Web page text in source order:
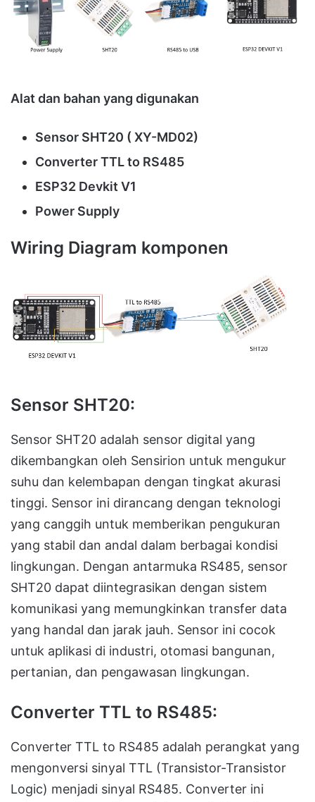
Alat dan bahan yang digunakan
Sensor SHT20 ( XY-MD02)
Converter TTL to RS485
ESP32 Devkit V1
Power Supply
Wiring Diagram komponen
Sensor SHT20:
Sensor SHT20 adalah sensor digital yang
dikembangkan oleh Sensirion untuk mengukur
suhu dan kelembapan dengan tingkat akurasi
tinggi. Sensor ini dirancang dengan teknologi
yang canggih untuk memberikan pengukuran
yang stabil dan andal dalam berbagai kondisi
lingkungan. Dengan antarmuka RS485, sensor
SHT20 dapat diintegrasikan dengan sistem
komunikasi yang memungkinkan transfer data
yang handal dan jarak jauh. Sensor ini cocok
untuk aplikasi di industri, otomasi bangunan,
pertanian, dan pengawasan lingkungan.
Converter TTL to RS485:
Converter TTL to RS485 adalah perangkat yang
mengonversi sinyal TTL (Transistor-Transistor
Logic) menjadi sinyal RS485. Converter ini